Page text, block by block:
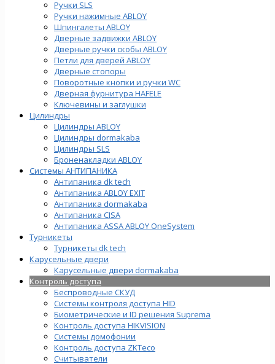
Ручки SLS
Ручки нажимные ABLOY
Шпингалеты ABLOY
Дверные задвижки ABLOY
Дверные ручки скобы ABLOY
Петли для дверей ABLOY
Дверные стопоры
Поворотные кнопки и ручки WC
Дверная фурнитура HAFELE
Ключевины и заглушки
Цилиндры
Цилиндры ABLOY
Цилиндры dormakaba
Цилиндры SLS
Броненакладки ABLOY
Системы АНТИПАНИКА
Антипаника dk tech
Антипаника ABLOY EXIT
Антипаника dormakaba
Антипаника СISA
Антипаника ASSA ABLOY OneSystem
Турникеты
Турникеты dk tech
Карусельные двери
Карусельные двери dormakaba
Контроль доступа
Беспроводные СКУД
Системы контроля доступа HID
Биометрические и ID решения Suprema
Контроль доступа HIKVISION
Системы домофонии
Контроль доступа ZKTeco
Считыватели